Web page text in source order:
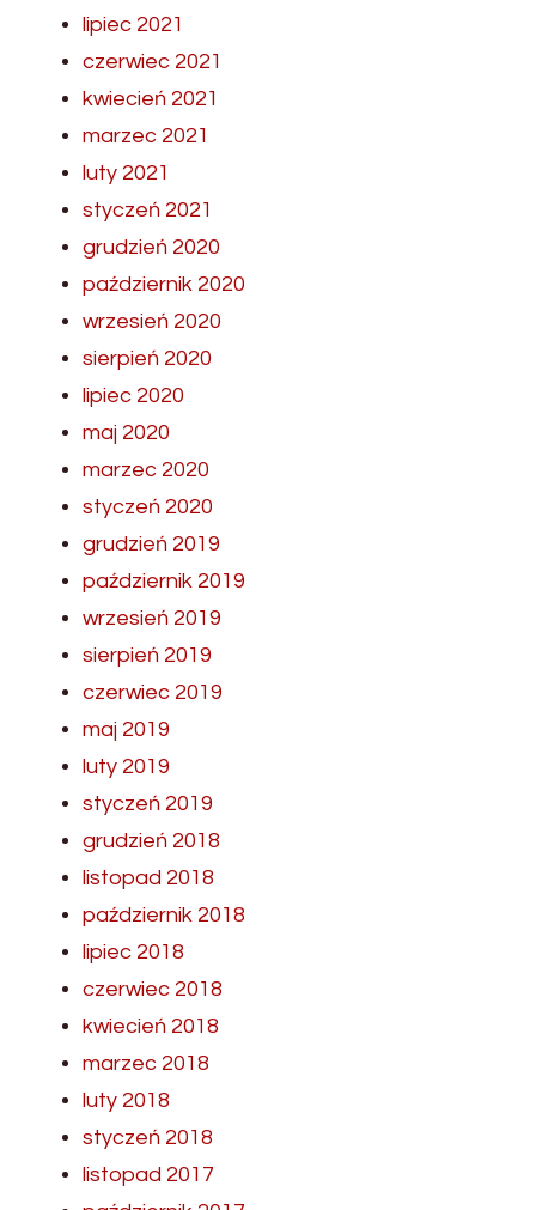
lipiec 2021
czerwiec 2021
kwiecień 2021
marzec 2021
luty 2021
styczeń 2021
grudzień 2020
październik 2020
wrzesień 2020
sierpień 2020
lipiec 2020
maj 2020
marzec 2020
styczeń 2020
grudzień 2019
październik 2019
wrzesień 2019
sierpień 2019
czerwiec 2019
maj 2019
luty 2019
styczeń 2019
grudzień 2018
listopad 2018
październik 2018
lipiec 2018
czerwiec 2018
kwiecień 2018
marzec 2018
luty 2018
styczeń 2018
listopad 2017